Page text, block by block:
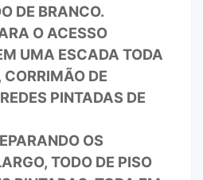
DE BRANCO.
O ACESSO
UMA ESCADA TODA
CORRIMÃO DE
PINTADAS DE
OS
TODO DE PISO